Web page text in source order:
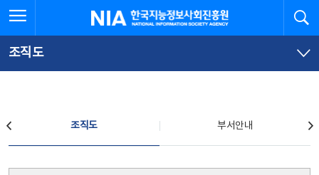
문
로
가
체
뉴
바
가
한국지능정보사회진흥원
조직도
조직도 부서안내